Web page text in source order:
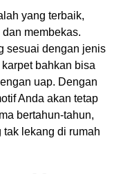
yang terbaik,
membekas.
sesuai dengan jenis
bahkan bisa
uap. Dengan
Anda akan tetap
bertahun-tahun,
tak lekang di rumah